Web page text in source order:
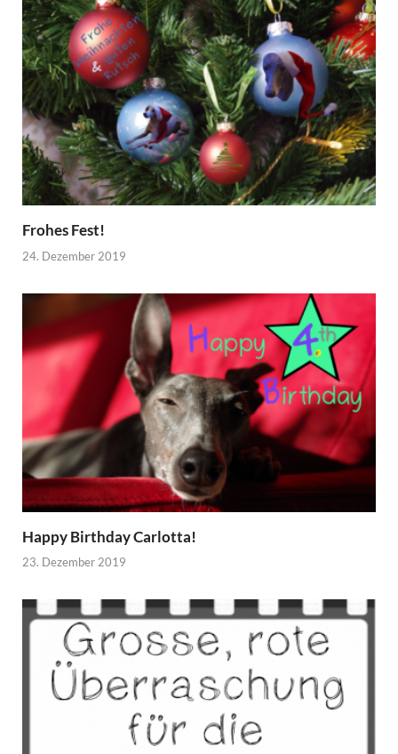
Frohes Fest!
24. Dezember 2019
Happy Birthday Carlotta!
23. Dezember 2019